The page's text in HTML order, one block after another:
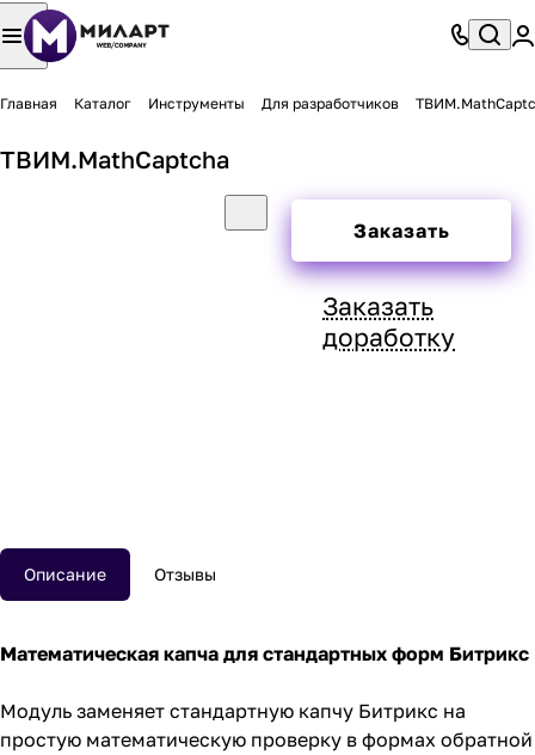
Главная Каталог Инструменты Для разработчиков
ТВИМ.MathCaptcha
Заказать
Заказать
доработку
Описание Отзывы
Математическая капча для стандартных форм Битрикс
Модуль заменяет стандартную капчу Битрикс на
простую математическую проверку в формах обратной